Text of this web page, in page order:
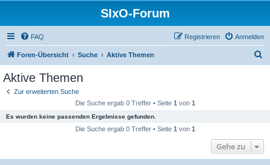
SIxO-Forum
FAQ Anmelden
Registrieren
Foren-Übersicht Suche Aktive Themen
Aktive Themen
Zur erweiterten Suche
Die Suche ergab 0 Treffer • Seite 1 von 1
Es wurden keine passenden Ergebnisse gefunden.
Die Suche ergab 0 Treffer • Seite 1 von 1
Gehe zu